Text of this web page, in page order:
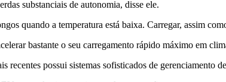
substanciais de autonomia, disse ele.
quando a temperatura está baixa. Carregar, assim
bastante o seu carregamento rápido máximo em
recentes possui sistemas sofisticados de